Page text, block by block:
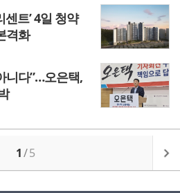
트’ 4일 청약
격화
니다”…오은택,
1/5